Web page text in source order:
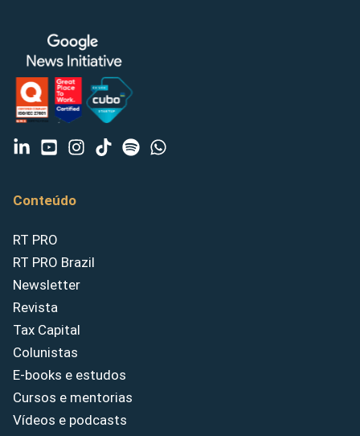
Conteúdo
RT PRO
RT PRO Brazil
Newsletter
Revista
Tax Capital
Colunistas
E-books e estudos
Cursos e mentorias
Vídeos e podcasts